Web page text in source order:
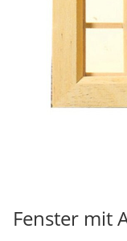
Fenster mit